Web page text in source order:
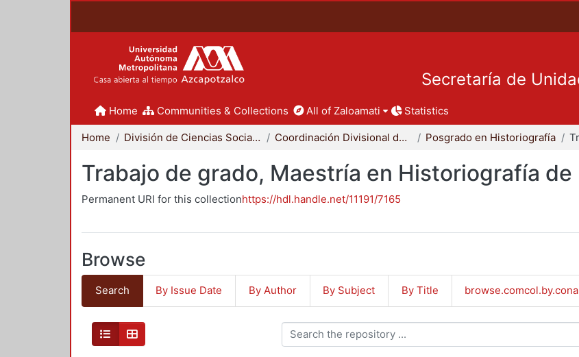
Secretaría de
Home Communities & Collections All of Zaloamati Statistics
Home División de Ciencias Sociales y Humanidades Coordinación Divisional de Posgrado Posgrado en Historiografía
Trabajo de grado, Maestría en Historiografía
Permanent URI for this collectionhttps://hdl.handle.net/11191/7165
Browse
Search By Issue Date By Author By Subject By Title